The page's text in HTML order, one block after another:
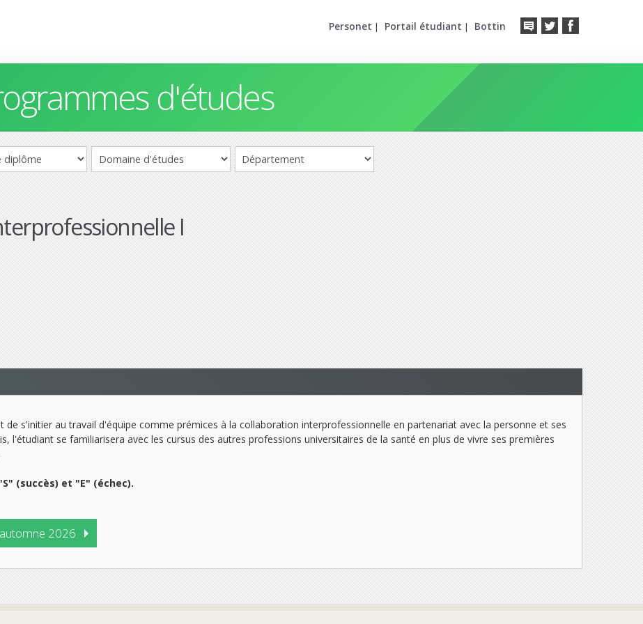
Personet | Portail étudiant | Bottin
d'études
I
s'initier au travail d'équipe comme prémices à la collaboration interprofessionnelle en partenariat avec la personne et ses
l'étudiant se familiarisera avec les cursus des autres professions universitaires de la santé en plus de vivre ses premières
(succès) et "E" (échec).
automne 2026